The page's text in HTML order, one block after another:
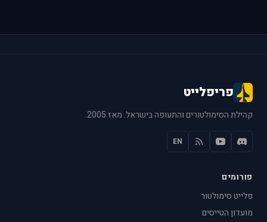
פריפלייט
קהילת הסימולטורים והתעופה בישראל. מאז 2005.
EN
פורומים
פלייט סימולטור
מועדון הטייסים